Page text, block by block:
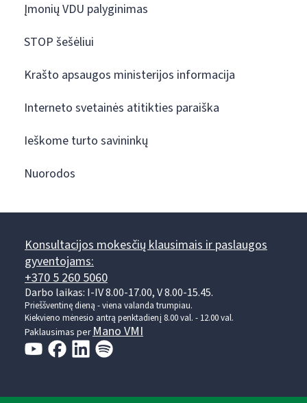
Įmonių VDU palyginimas
STOP šešėliui
Krašto apsaugos ministerijos informacija
Interneto svetainės atitikties paraiška
Ieškome turto savininkų
Nuorodos
Konsultacijos mokesčių klausimais ir paslaugos
gyventojams:
+370 5 260 5060
Darbo laikas: I-IV 8.00-17.00, V 8.00-15.45.
Prieššventinę dieną - viena valanda trumpiau.
Kiekvieno mėnesio antrą penktadienį 8.00 val. - 12.00 val.
Paklausimas per Mano VMI